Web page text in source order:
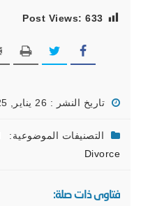
Post Views: 633
تاريخ النشر : 26 يناير, 2025
التصنيفات الموضوعية:
Divorce
فتاوى ذات صلة: